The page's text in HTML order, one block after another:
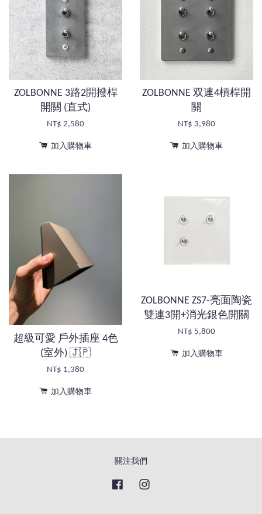
ZOLBONNE 3路2開撥桿
開關 (直式)
NT$ 2,580
加入購物車
ZOLBONNE 双連4槓桿開
關
NT$ 3,980
加入購物車
超級可愛 戶外插座 4色
(室外) 🇯🇵
NT$ 1,380
加入購物車
ZOLBONNE ZS7-亮面陶瓷
雙連3開+消光銀色開關
NT$ 5,800
加入購物車
關注我們
Facebook